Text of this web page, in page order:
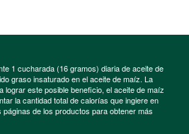
1 cucharada (16 gramos) diaria de aceite de
graso insaturado en el aceite de maíz. La
este posible beneficio, el aceite de maíz
la cantidad total de calorías que ingiere en
de los productos para obtener más